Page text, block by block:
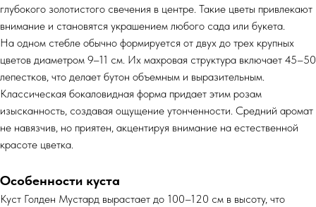
глубокого золотистого свечения в центре. Такие цветы привлекают
внимание и становятся украшением любого сада или букета.
На одном стебле обычно формируется от двух до трех крупных
цветов диаметром 9–11 см. Их махровая структура включает 45–50
лепестков, что делает бутон объемным и выразительным.
Классическая бокаловидная форма придает этим розам
изысканность, создавая ощущение утонченности. Средний аромат
не навязчив, но приятен, акцентируя внимание на естественной
красоте цветка.
Особенности куста
Куст Голден Мустард вырастает до 100–120 см в высоту, что